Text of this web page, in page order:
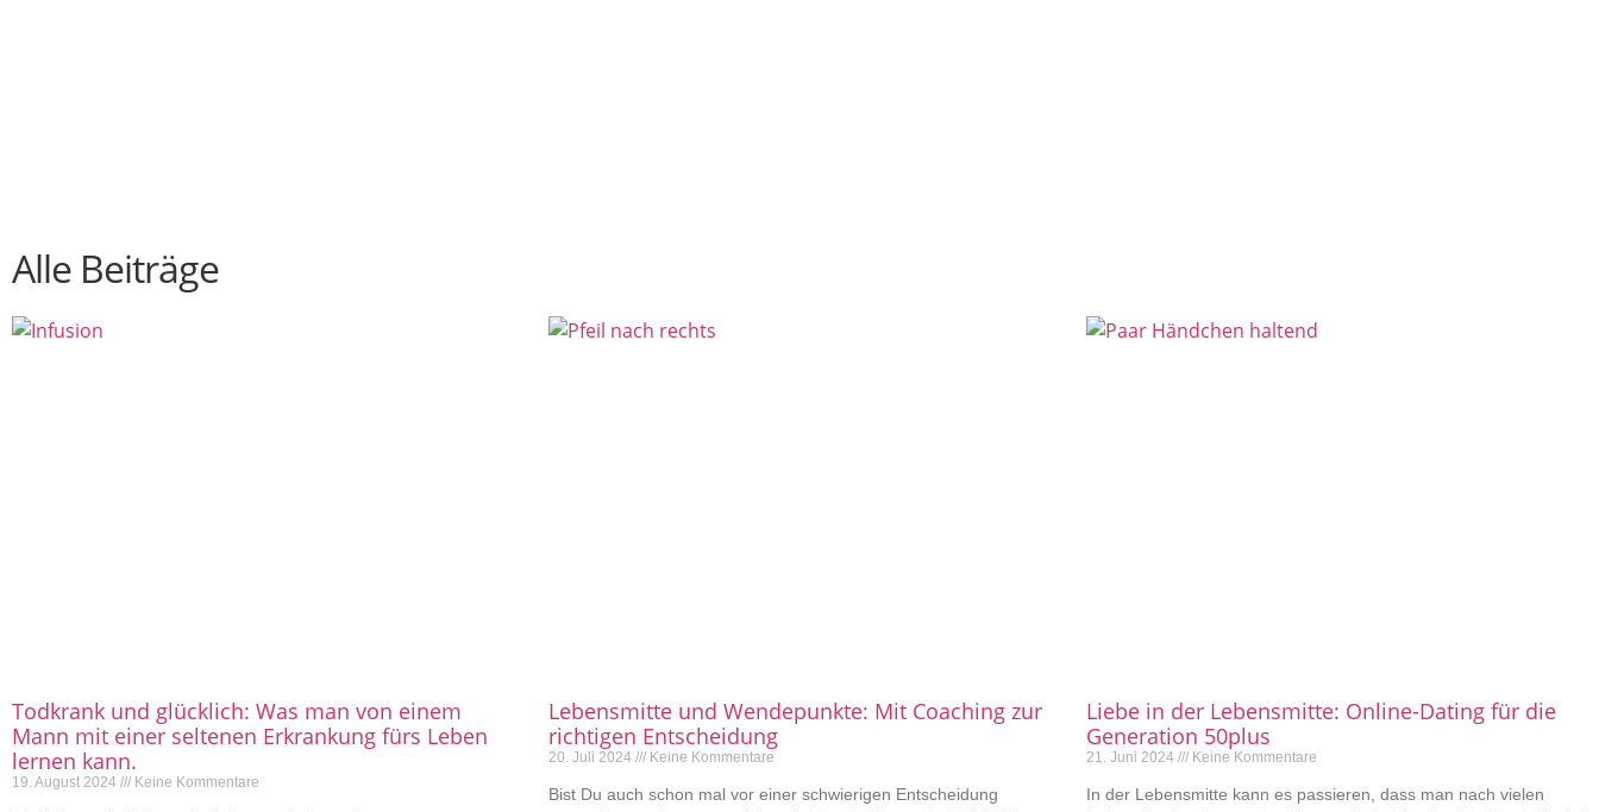
Alle Beiträge
Todkrank und glücklich: Was man von einem
Mann mit einer seltenen Erkrankung fürs Leben
lernen kann.
19. August 2024 Keine Kommentare
Lebensmitte und Wendepunkte: Mit Coaching zur
richtigen Entscheidung
20. Juli 2024 Keine Kommentare
Bist Du auch schon mal vor einer schwierigen Entscheidung
Liebe in der Lebensmitte: Online-Dating für die
Generation 50plus
21. Juni 2024 Keine Kommentare
In der Lebensmitte kann es passieren, dass man nach vielen